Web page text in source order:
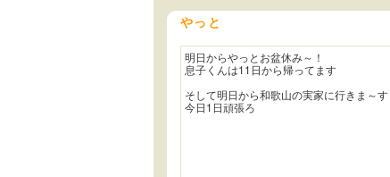
やっと
明日からやっとお盆休み～！
息子くんは11日から帰ってます
そして明日から和歌山の実家に行きま～す
今日1日頑張ろ